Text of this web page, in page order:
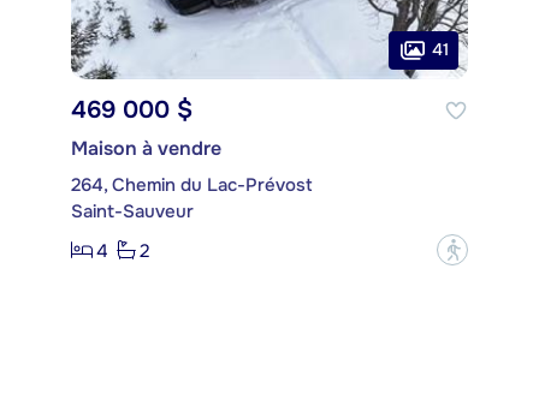
41
469 000 $
Maison à vendre
264, Chemin du Lac-Prévost
Saint-Sauveur
4
2 ?